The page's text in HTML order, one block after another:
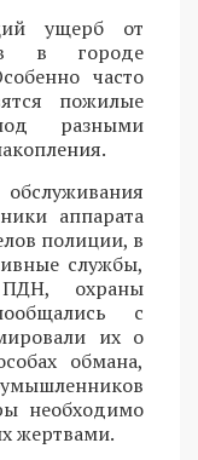
ущерб от
в городе
часто
пожилые
разными
аппарата
полиции, в
службы,
ПДН, охраны
с
их о
обмана,
необходимо
жертвами.